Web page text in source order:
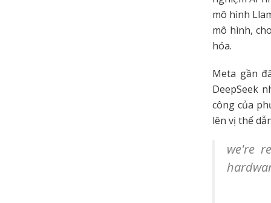
mô hình
mô hình,
hóa.
Meta gần
DeepSeek
công của
lên vị thế
we're